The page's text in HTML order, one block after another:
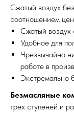
Сжатый воздух
соотношением
Сжатый воздух
Удобное для
Чрезвычайно
работе в
Экстремально
Безмасляные
трех ступеней и